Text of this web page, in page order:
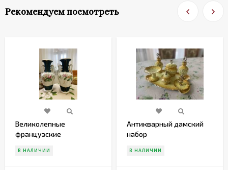
Рекомендуем посмотреть
Великолепные
французские
начала прошлого века.
В НАЛИЧИИ
Антикварный дамский
набор
В НАЛИЧИИ